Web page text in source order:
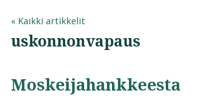
« Kaikki artikkelit
uskonnonvapaus
Moskeijahankkeesta